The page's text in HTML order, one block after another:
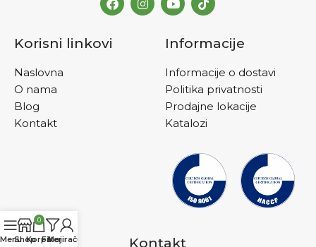
Korisni linkovi
Naslovna
O nama
Blog
Kontakt
Informacije
Informacije o dostavi
Politika privatnosti
Prodajne lokacije
Katalozi
Kontakt
MenuShop
0
KorpaFilteri
Moj račun